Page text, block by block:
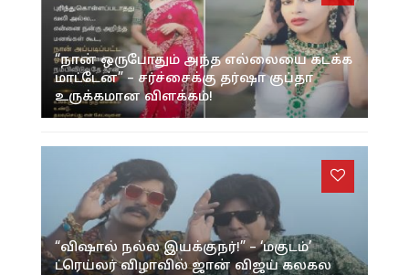
“நான் ஒருபோதும் அந்த எல்லையை கடக்க
மாட்டேன்” – சர்ச்சைக்கு தர்ஷா குப்தா
உருக்கமான விளக்கம்!
“விஷால் நல்ல இயக்குநர்!” – ‘மகுடம்’
ட்ரெய்லர் விழாவில் ஜான் விஜய் கலகல